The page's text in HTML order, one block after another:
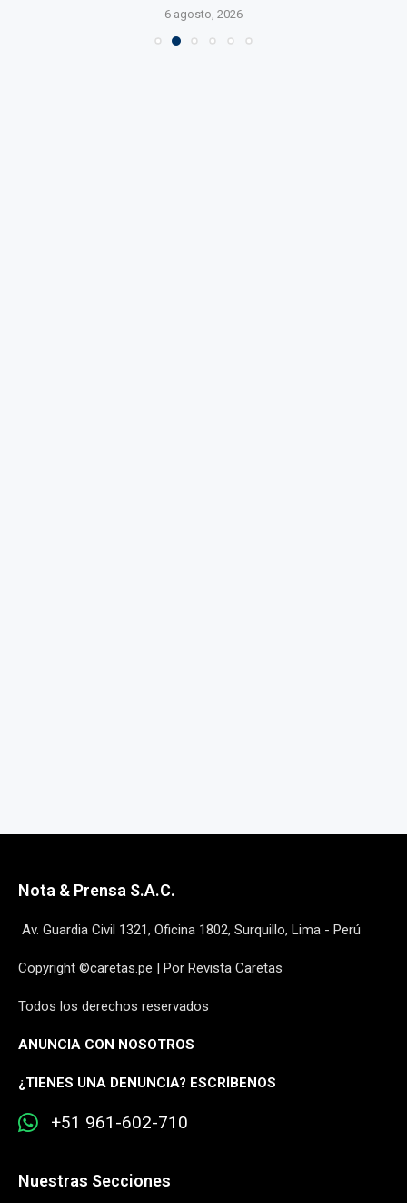
6 agosto, 2026
Nota & Prensa S.A.C.
Av. Guardia Civil 1321, Oficina 1802, Surquillo, Lima - Perú
Copyright ©caretas.pe | Por Revista Caretas
Todos los derechos reservados
ANUNCIA CON NOSOTROS
¿TIENES UNA DENUNCIA? ESCRÍBENOS
+51 961-602-710
Nuestras Secciones